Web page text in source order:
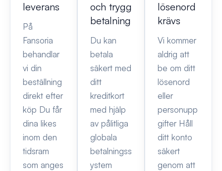
leverans
På
Fansoria
behandlar
vi din
beställning
direkt efter
köp Du får
dina likes
inom den
tidsram
som anges
och trygg
betalning
Du kan
betala
säkert med
ditt
kreditkort
med hjälp
av pålitliga
globala
betalningss
ystem
lösenord
krävs
Vi kommer
aldrig att
be om ditt
lösenord
eller
personupp
gifter Håll
ditt konto
säkert
genom att